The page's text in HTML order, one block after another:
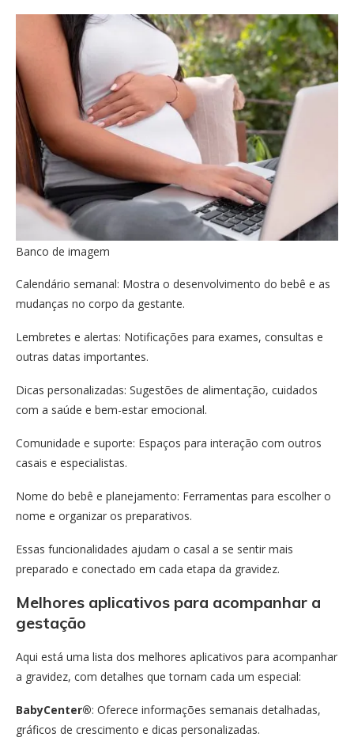
Banco de imagem
Calendário semanal: Mostra o desenvolvimento do bebê e as
mudanças no corpo da gestante.
Lembretes e alertas: Notificações para exames, consultas e
outras datas importantes.
Dicas personalizadas: Sugestões de alimentação, cuidados
com a saúde e bem-estar emocional.
Comunidade e suporte: Espaços para interação com outros
casais e especialistas.
Nome do bebê e planejamento: Ferramentas para escolher o
nome e organizar os preparativos.
Essas funcionalidades ajudam o casal a se sentir mais
preparado e conectado em cada etapa da gravidez.
Melhores aplicativos para acompanhar a
gestação
Aqui está uma lista dos melhores aplicativos para acompanhar
a gravidez, com detalhes que tornam cada um especial:
BabyCenter®: Oferece informações semanais detalhadas,
gráficos de crescimento e dicas personalizadas.